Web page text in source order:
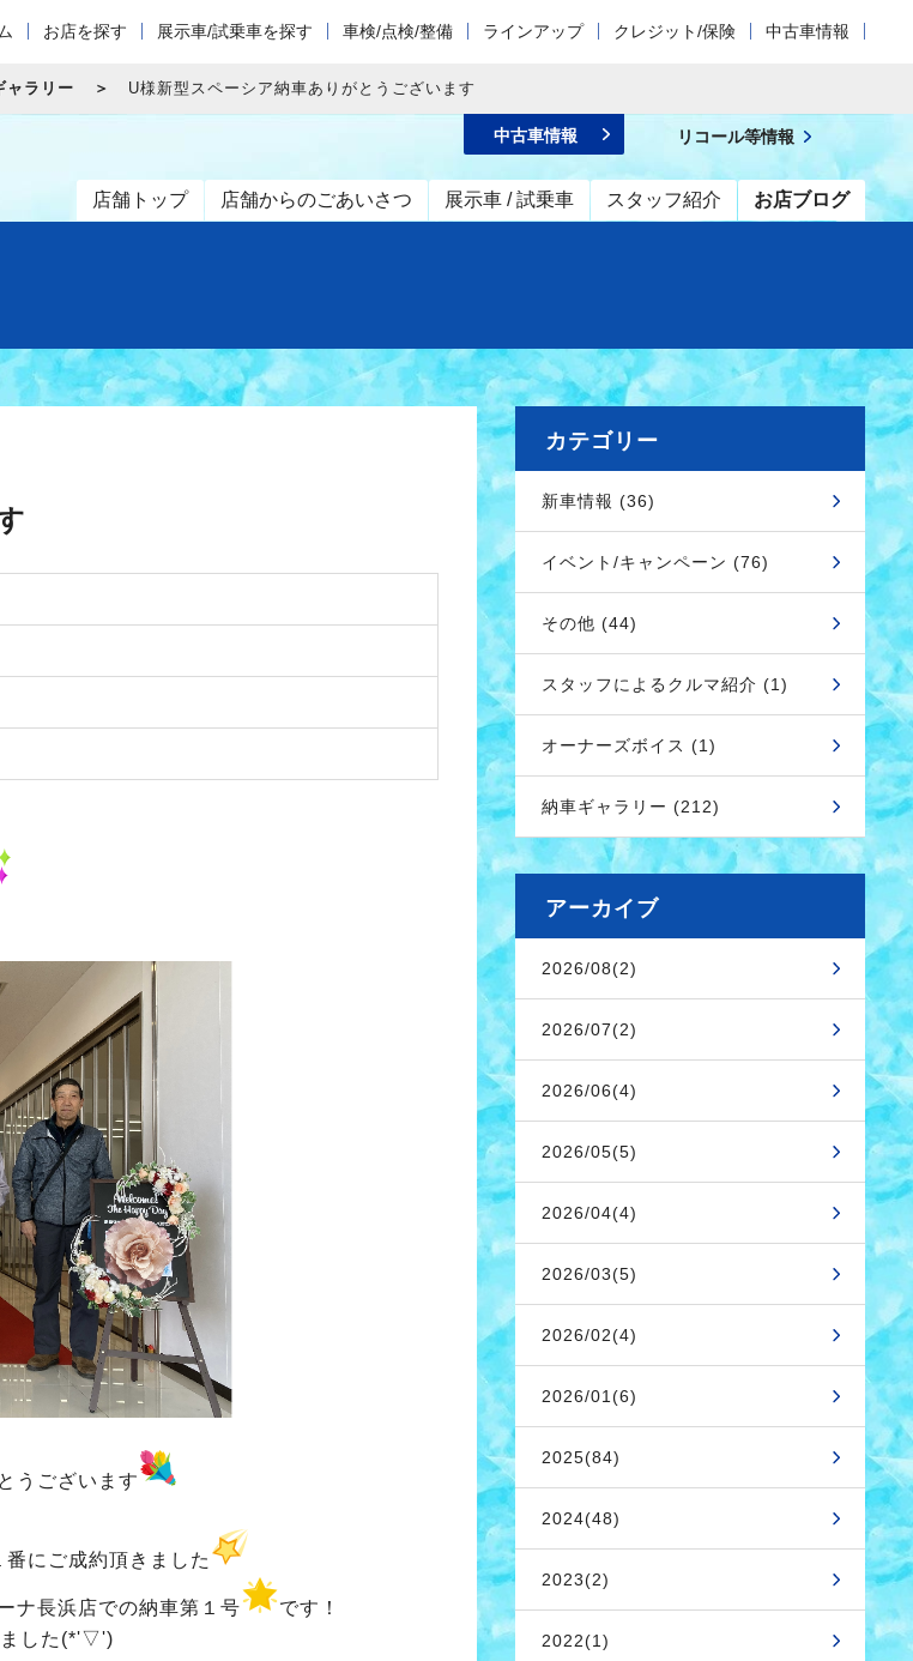
お店を探す 展示車/試乗車を探す 車検/点検/整備 ラインアップ クレジット/保険 中古車情報
ャラリー U様新型スペーシア納車ありがとうございます
店舗トップ 店舗からのごあいさつ 展示車 / 試乗車 スタッフ紹介 お店ブログ
中古車情報 リコール等情報
うございます
にご成約頂きました
ナ長浜店での納車第１号
です！
ました(*'▽')
カテゴリー
新車情報 (36)
イベント/キャンペーン (76)
その他 (44)
スタッフによるクルマ紹介 (1)
オーナーズボイス (1)
納車ギャラリー (212)
アーカイブ
2026/08(2)
2026/07(2)
2026/06(4)
2026/05(5)
2026/04(4)
2026/03(5)
2026/02(4)
2026/01(6)
2025(84)
2024(48)
2023(2)
2022(1)